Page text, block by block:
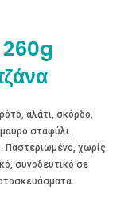
260g
αλάτι, σκόρδο,
σταφύλι.
Παστεριωμένο, χωρίς
συνοδευτικό σε